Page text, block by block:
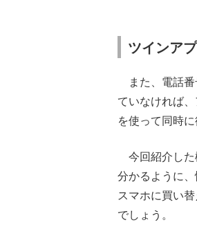
ツインア
また、電話番
ていなければ
を使って同時
今回紹介した
分かるように
スマホに買い
でしょう。